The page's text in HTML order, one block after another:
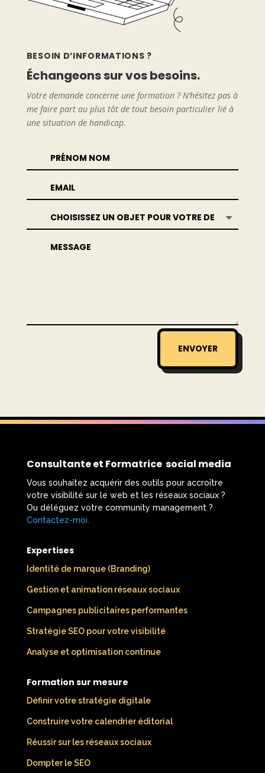
BESOIN D’INFORMATIONS ?
Échangeons sur vos besoins.
Votre demande concerne une formation ? N’hésitez pas à
me faire part au plus tôt de tout besoin particulier lié à
une situation de handicap.
ENVOYER
Consultante et Formatrice social media
Vous souhaitez acquérir des outils pour accroître
votre visibilité sur le web et les réseaux sociaux ?
Ou déléguez votre community management ?
Contactez-moi.
Expertises
Identité de marque (Branding)
Gestion et animation réseaux sociaux
Campagnes publicitaires performantes
Stratégie SEO pour votre visibilité
Analyse et optimisation continue
Formation sur mesure
Définir votre stratégie digitale
Construire votre calendrier éditorial
Réussir sur les réseaux sociaux
Dompter le SEO